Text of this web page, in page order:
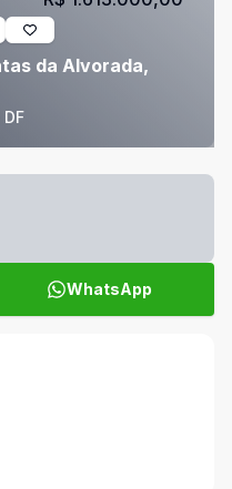
da Alvorada,
WhatsApp